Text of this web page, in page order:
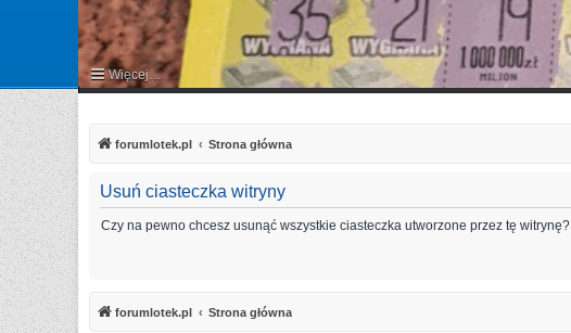
Więcej…
forumlotek.pl Strona główna
Usuń ciasteczka witryny
Czy na pewno chcesz usunąć wszystkie ciasteczka utworzone przez tę witrynę?
forumlotek.pl Strona główna